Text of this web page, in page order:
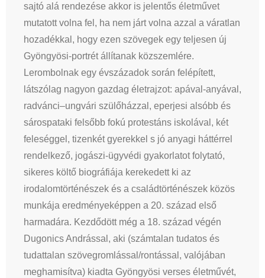
sajtó alá rendezése akkor is jelentős életművet
mutatott volna fel, ha nem járt volna azzal a váratlan
hozadékkal, hogy ezen szövegek egy teljesen új
Gyöngyösi-portrét állítanak közszemlére.
Lerombolnak egy évszázadok során felépített,
látszólag nagyon gazdag életrajzot: apával-anyával,
radvánci–ungvári szülőházzal, eperjesi alsóbb és
sárospataki felsőbb fokú protestáns iskolával, két
feleséggel, tizenkét gyerekkel s jó anyagi háttérrel
rendelkező, jogászi-ügyvédi gyakorlatot folytató,
sikeres költő biográfiája kerekedett ki az
irodalomtörténészek és a családtörténészek közös
munkája eredményeképpen a 20. század első
harmadára. Kezdődött még a 18. század végén
Dugonics Andrással, aki (számtalan tudatos és
tudattalan szövegromlással/rontással, valójában
meghamisítva) kiadta Gyöngyösi verses életművét,